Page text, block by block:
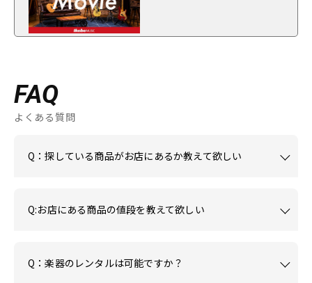
FAQ
よくある質問
Q：探している商品がお店にあるか教えて欲しい
Q:お店にある商品の値段を教えて欲しい
Q：楽器のレンタルは可能ですか？